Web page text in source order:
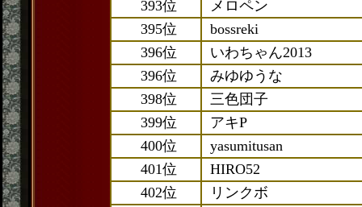
393位
メロペン
395位
bossreki
396位
いわちゃん2013
396位
みゆゆうな
398位
三色団子
399位
アキP
400位
yasumitusan
401位
HIRO52
402位
リンクボ